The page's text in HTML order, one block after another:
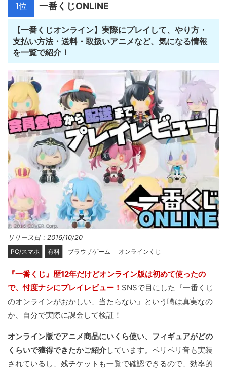
1位 一番くじONLINE
【一番くじオンライン】実際にプレイして、やり方・
支払い方法・送料・取扱いアニメなど、気になる情報
を一覧で紹介！
リリース日：2016/10/20
PC/スマホ 有料 ブラウザゲーム オンラインくじ
『一番くじ』歴12年だけどオンライン版は初めて使ったの
で、忖度ナシにプレイレビュー！ SNSで目にした『一番くじ
のオンラインがおかしい、当たらない』という噂は真実なの
か、自分で実際に課金して検証！
オンライン版でアニメ商品にいくら使い、フィギュアがどの
くらいで獲得できたかご紹介しています。ペリペリ音も実装
されているし、残チケットも一覧で確認できるので、効率的